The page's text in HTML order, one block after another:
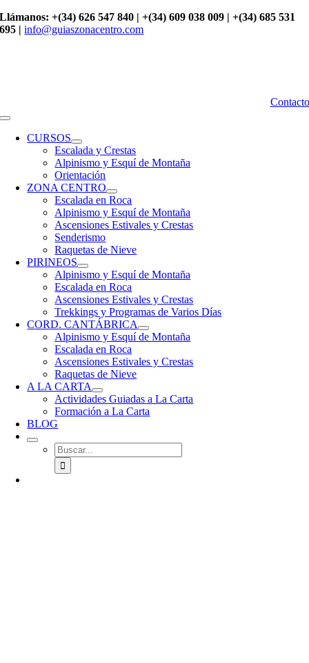
Saltar
al
Llámanos: +(34) 626 547 840 | +(34) 609 038 009 | +(34) 685 531
695 | info@guiaszonacentro.com
Contacto
Toggle
NavigationCURSOS
Escalada y Crestas
Alpinismo y Esquí de Montaña
Orientación
ZONA CENTRO
Escalada en Roca
Alpinismo y Esquí de Montaña
Ascensiones Estivales y Crestas
Senderismo
Raquetas de Nieve
PIRINEOS
Alpinismo y Esquí de Montaña
Escalada en Roca
Ascensiones Estivales y Crestas
Trekkings y Programas de Varios Días
CORD. CANTÁBRICA
Alpinismo y Esquí de Montaña
Escalada en Roca
Ascensiones Estivales y Crestas
Raquetas de Nieve
A LA CARTA
Actividades Guiadas a La Carta
Formación a La Carta
BLOG
Buscar: